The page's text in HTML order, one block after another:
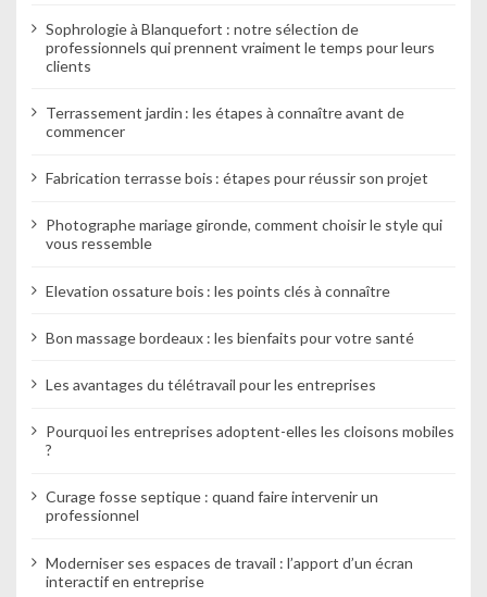
Sophrologie à Blanquefort : notre sélection de
professionnels qui prennent vraiment le temps pour leurs
clients
Terrassement jardin : les étapes à connaître avant de
commencer
Fabrication terrasse bois : étapes pour réussir son projet
Photographe mariage gironde, comment choisir le style qui
vous ressemble
Elevation ossature bois : les points clés à connaître
Bon massage bordeaux : les bienfaits pour votre santé
Les avantages du télétravail pour les entreprises
Pourquoi les entreprises adoptent-elles les cloisons mobiles
?
Curage fosse septique : quand faire intervenir un
professionnel
Moderniser ses espaces de travail : l’apport d’un écran
interactif en entreprise